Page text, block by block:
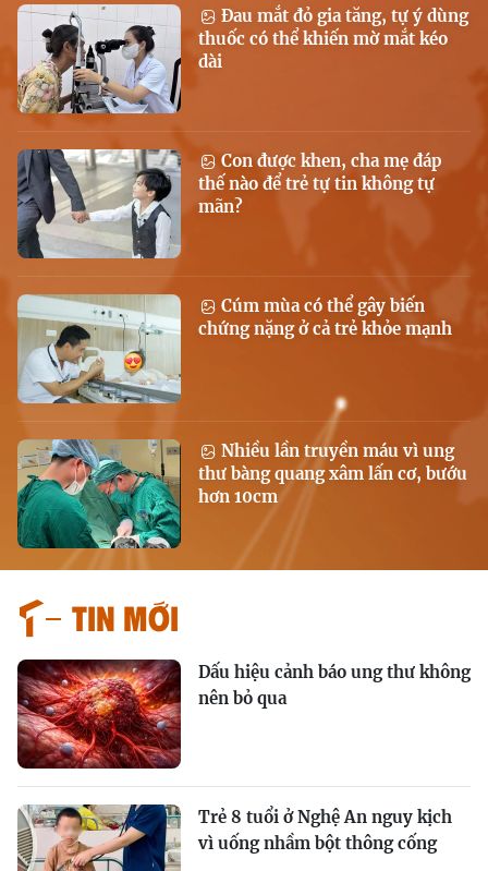
Đau mắt đỏ gia tăng, tự ý dùng
thuốc có thể khiến mờ mắt kéo
dài
Con được khen, cha mẹ đáp
thế nào để trẻ tự tin không tự
mãn?
Cúm mùa có thể gây biến
chứng nặng ở cả trẻ khỏe mạnh
Nhiều lần truyền máu vì ung
thư bàng quang xâm lấn cơ, bướu
hơn 10cm
Tin mới
Dấu hiệu cảnh báo ung thư không
nên bỏ qua
Trẻ 8 tuổi ở Nghệ An nguy kịch
vì uống nhầm bột thông cống